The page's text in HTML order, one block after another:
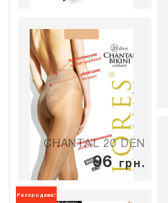
CHANTAL 20 DEN
96 грн.
Распродажа!